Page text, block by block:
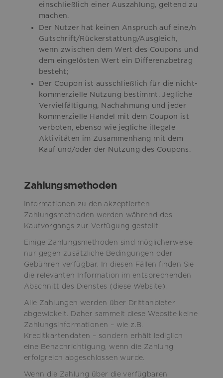
einschließlich einer Auszahlung, geltend zu
machen.
Der Nutzer hat keinen Anspruch auf eine/n
Gutschrift/Rückerstattung/Ausgleich,
wenn zwischen dem Wert des Coupons und
dem eingelösten Wert ein Differenzbetrag
besteht;
Der Coupon ist ausschließlich für die nicht-
kommerzielle Nutzung bestimmt. Jegliche
Vervielfältigung, Nachahmung und jeder
kommerzielle Handel mit dem Coupon ist
verboten, ebenso wie jegliche illegale
Aktivitäten im Zusammenhang mit dem
Kauf und/oder der Nutzung des Coupons.
Zahlungsmethoden
Informationen zu den akzeptierten
Zahlungsmethoden werden während des
Kaufvorgangs zur Verfügung gestellt.
Einige Zahlungsmethoden sind möglicherweise
nur gegen zusätzliche Bedingungen oder
Gebühren verfügbar. In diesen Fällen finden Sie
die relevanten Information im entsprechenden
Abschnitt des Dienstes (diese Website).
Alle Zahlungen werden über Drittanbieter
abgewickelt. Daher sammelt diese Website keine
Zahlungsinformationen – wie z.B.
Kreditkartendaten – sondern erhält lediglich
eine Benachrichtigung, wenn die Zahlung
erfolgreich abgeschlossen wurde.
Wenn die Zahlung über die verfügbaren